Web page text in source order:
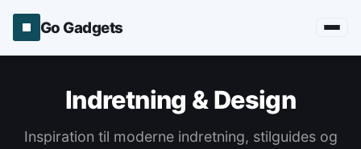
Go Gadgets
Indretning & Design
Inspiration til moderne indretning, stilguides og